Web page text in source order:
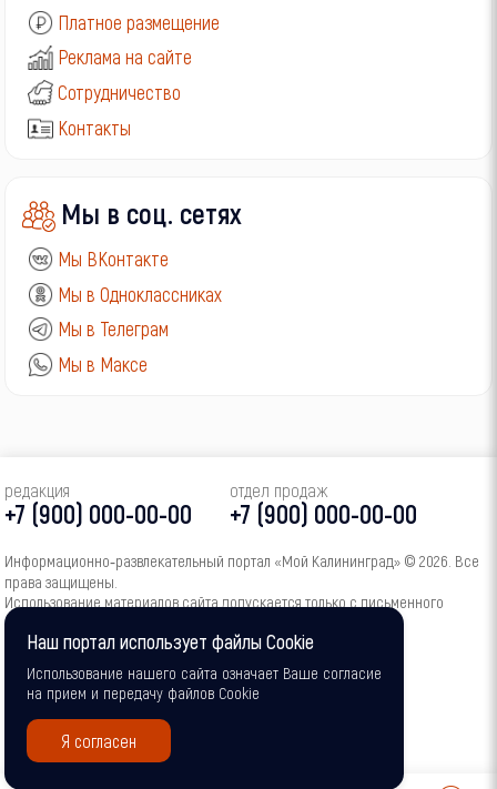
Платное размещение
Реклама на сайте
Сотрудничество
Контакты
Мы в соц. сетях
Мы ВКонтакте
Мы в Одноклассниках
Мы в Телеграм
Мы в Максе
редакция
+7 (900) 000-00-00
отдел продаж
+7 (900) 000-00-00
Информационно‑развлекательный портал «Мой Калининград» © 2026. Все
права защищены.
Использование материалов сайта допускается только с письменного
согласия администрации портала.
16+
Наш портал использует файлы Cookie
Использование нашего сайта означает Ваше согласие
на прием и передачу файлов Cookie
Я согласен